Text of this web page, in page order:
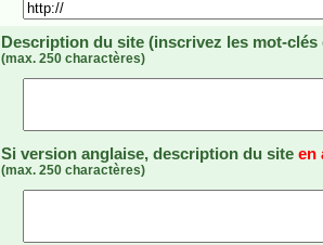
Description du site (inscrivez les mot-
(max. 250 charactères)
Si version anglaise, description du site en
(max. 250 charactères)